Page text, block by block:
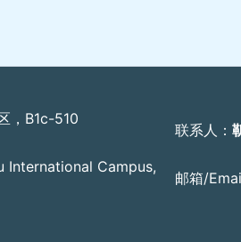
，B1c-510
International Campus,
联系人：
邮箱/